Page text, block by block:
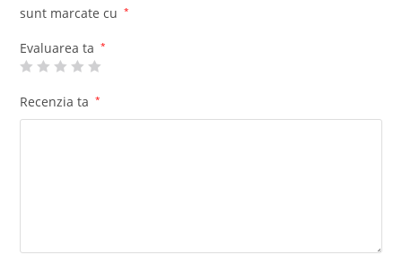
1
n
sunt marcate cu
*
Evaluarea ta *
Recenzia ta *